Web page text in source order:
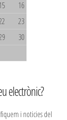
15
16
23
30
electrònic?
i noticies del